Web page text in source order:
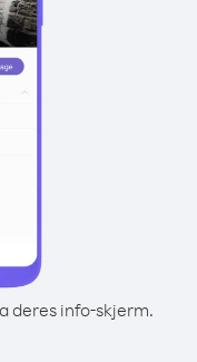
deres info-skjerm.